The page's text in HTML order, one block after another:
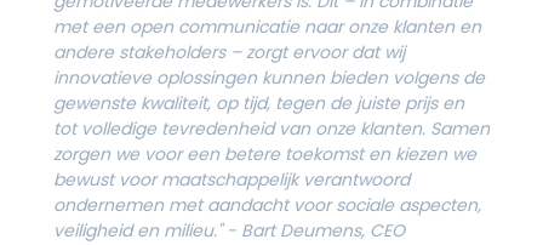
met een open communicatie naar onze klanten en
andere stakeholders – zorgt ervoor dat wij
innovatieve oplossingen kunnen bieden volgens de
gewenste kwaliteit, op tijd, tegen de juiste prijs en
tot volledige tevredenheid van onze klanten. Samen
zorgen we voor een betere toekomst en kiezen we
bewust voor maatschappelijk verantwoord
ondernemen met aandacht voor sociale aspecten,
veiligheid en milieu." - Bart Deumens, CEO